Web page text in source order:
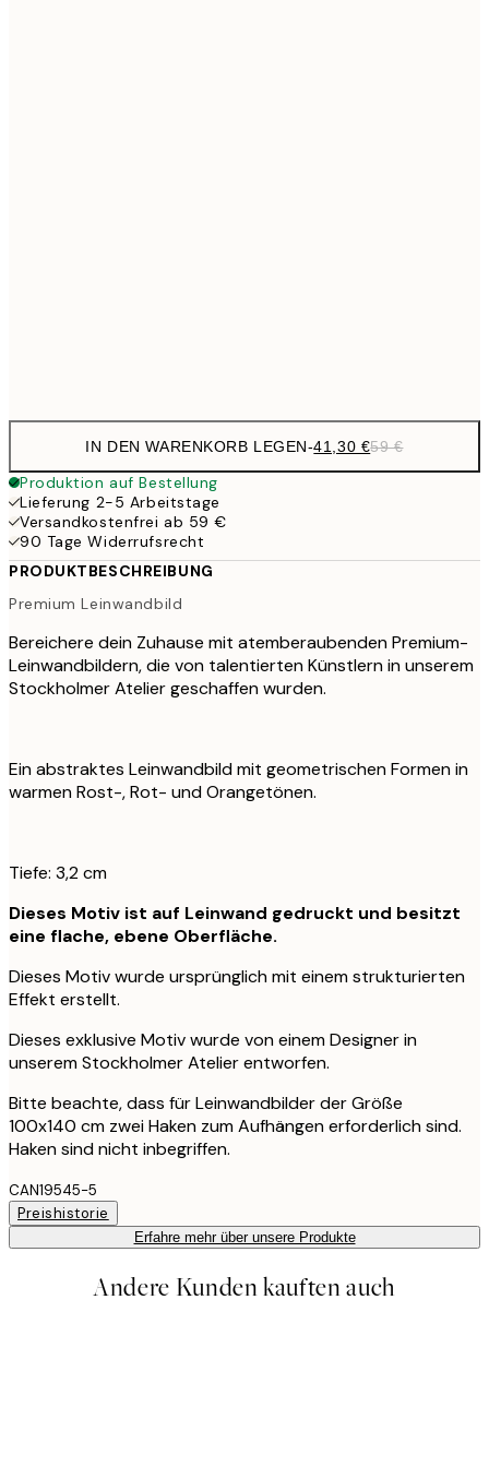
IN DEN WARENKORB LEGEN-41,30 €59 €
Produktion auf Bestellung
Lieferung 2-5 Arbeitstage
Versandkostenfrei ab 59 €
90 Tage Widerrufsrecht
PRODUKTBESCHREIBUNG
Premium Leinwandbild
Bereichere dein Zuhause mit atemberaubenden Premium-
Leinwandbildern, die von talentierten Künstlern in unserem
Stockholmer Atelier geschaffen wurden.
Ein abstraktes Leinwandbild mit geometrischen Formen in
warmen Rost-, Rot- und Orangetönen.
Tiefe: 3,2 cm
Dieses Motiv ist auf Leinwand gedruckt und besitzt
eine flache, ebene Oberfläche.
Dieses Motiv wurde ursprünglich mit einem strukturierten
Effekt erstellt.
Dieses exklusive Motiv wurde von einem Designer in
unserem Stockholmer Atelier entworfen.
Bitte beachte, dass für Leinwandbilder der Größe
100x140 cm zwei Haken zum Aufhängen erforderlich sind.
Haken sind nicht inbegriffen.
CAN19545-5
Preishistorie
Erfahre mehr über unsere Produkte
Andere Kunden kauften auch